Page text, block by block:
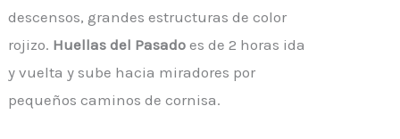
descensos, grandes estructuras de color
rojizo. Huellas del Pasado es de 2 horas ida
y vuelta y sube hacia miradores por
pequeños caminos de cornisa.